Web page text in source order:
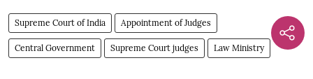
Supreme Court of India Appointment of Judges
Central Government Supreme Court judges Law Ministry